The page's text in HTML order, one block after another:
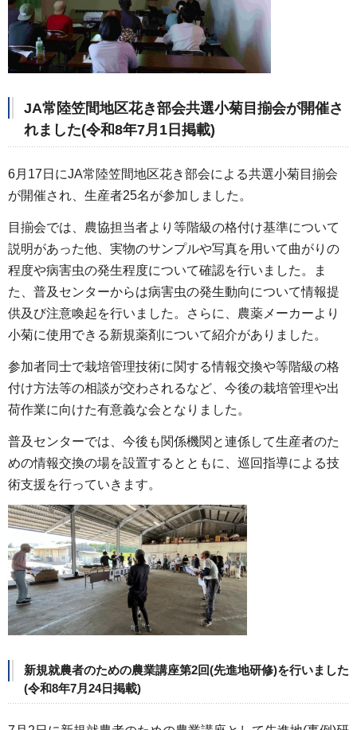
JA常陸笠間地区花き部会共選小菊目揃会が開催さ
れました(令和8年7月1日掲載)
6月17日にJA常陸笠間地区花き部会による共選小菊目揃会
が開催され、生産者25名が参加しました。
目揃会では、農協担当者より等階級の格付け基準について
説明があった他、実物のサンプルや写真を用いて曲がりの
程度や病害虫の発生程度について確認を行いました。ま
た、普及センターからは病害虫の発生動向について情報提
供及び注意喚起を行いました。さらに、農薬メーカーより
小菊に使用できる新規薬剤について紹介がありました。
参加者同士で栽培管理技術に関する情報交換や等階級の格
付け方法等の相談が交わされるなど、今後の栽培管理や出
荷作業に向けた有意義な会となりました。
普及センターでは、今後も関係機関と連係して生産者のた
めの情報交換の場を設置するとともに、巡回指導による技
術支援を行っていきます。
新規就農者のための農業講座第2回(先進地研修)を行いました
(令和8年7月24日掲載)